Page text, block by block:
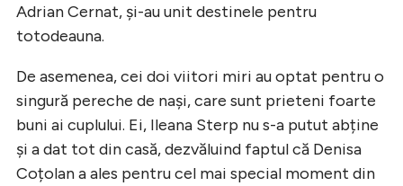
Adrian Cernat, și-au unit destinele pentru
totodeauna.
De asemenea, cei doi viitori miri au optat pentru o
singură pereche de nași, care sunt prieteni foarte
buni ai cuplului. Ei, Ileana Sterp nu s-a putut abține
și a dat tot din casă, dezvăluind faptul că Denisa
Coțolan a ales pentru cel mai special moment din